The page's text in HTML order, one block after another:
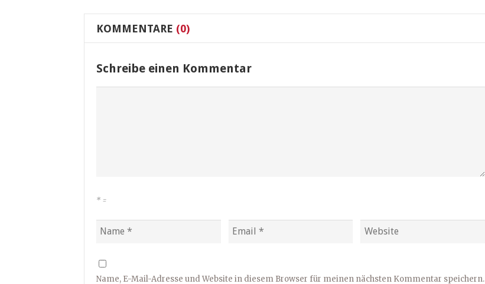
KOMMENTARE (0)
Schreibe einen Kommentar
* =
Name, E-Mail-Adresse und Website in diesem Browser für meinen nächsten Kommentar speichern.